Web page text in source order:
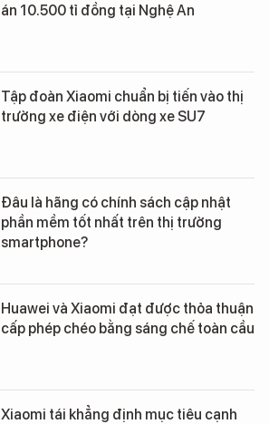
án 10.500 tỉ đồng tại Nghệ An
Tập đoàn Xiaomi chuẩn bị tiến vào thị
trường xe điện với dòng xe SU7
Đâu là hãng có chính sách cập nhật
phần mềm tốt nhất trên thị trường
smartphone?
Huawei và Xiaomi đạt được thỏa thuận
cấp phép chéo bằng sáng chế toàn cầu
Xiaomi tái khẳng định mục tiêu cạnh